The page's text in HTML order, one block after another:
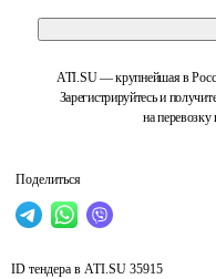
ATI.SU — крупнейшая в
Зарегистрируйтесь и
на перевозку
Поделиться
ID тендера в ATI.SU 35915